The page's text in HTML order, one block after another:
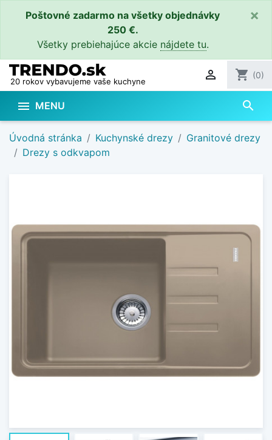
Poštovné zadarmo na všetky objednávky
250 €.
Všetky prebiehajúce akcie nájdete tu.
×
20 rokov vybavujeme vaše kuchyne  shopping_cart (0)
 MENU search
Úvodná stránka Kuchynské drezy
Granitové drezy
Drezy s odkvapom